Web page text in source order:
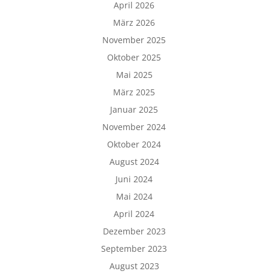
April 2026
März 2026
November 2025
Oktober 2025
Mai 2025
März 2025
Januar 2025
November 2024
Oktober 2024
August 2024
Juni 2024
Mai 2024
April 2024
Dezember 2023
September 2023
August 2023